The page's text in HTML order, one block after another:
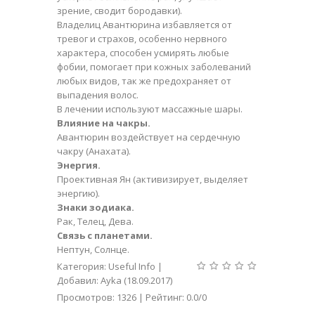
зрение, сводит бородавки).
ВладелицАвантюринa избавляется от
тревог и страхов, особенно нервного
характера, способен усмирять любые
фобии, помогает при кожных заболеваний
любых видов, так же предохраняет от
выпадения волос.
В лечении используют массажные шары.
Влияние на чакры.
Авантюрин воздействует на сердечную
чакру (Анахата).
Энергия.
Проективная Ян (активизирует, выделяет
энергию).
Знаки зодиака.
Рак, Телец, Дева.
Связь с планетами.
Нептун, Солнце.
Категория: Useful Info |
Добавил: Ayka (18.09.2017)
Просмотров: 1326 | Рейтинг: 0.0/0